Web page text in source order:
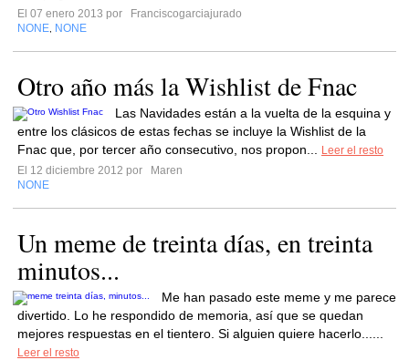
El 07 enero 2013 por
Franciscogarciajurado
NONE NONE
Otro año más la Wishlist de Fnac
Las Navidades están a la vuelta de la esquina y
entre los clásicos de estas fechas se incluye la Wishlist de la
Fnac que, por tercer año consecutivo, nos propon...
Leer el resto
El 12 diciembre 2012 por
Maren
NONE
Un meme de treinta días, en treinta
minutos...
Me han pasado este meme y me parece
divertido. Lo he respondido de memoria, así que se quedan
mejores respuestas en el tientero. Si alguien quiere hacerlo......
Leer el resto